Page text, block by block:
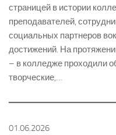
страницей в истории
преподавателей,
социальных партнеров
достижений. На
– в колледже проходили
творческие,…
01.06.2026